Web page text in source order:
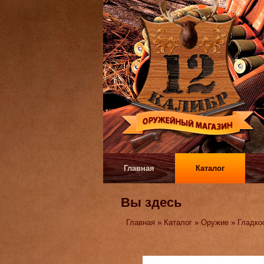
Главная Каталог
Вы здесь
Главная » Каталог »Оружие »